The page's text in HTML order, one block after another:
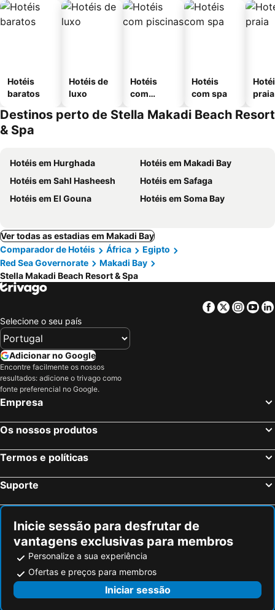
Hotéis
baratos
Hotéis de
luxo
Hotéis
com
Hotéis
com spa
praia
Destinos perto de Stella Makadi Beach Resort
& Spa
Hotéis em Hurghada
Hotéis em Makadi Bay
Hotéis em Sahl Hasheesh
Hotéis em Safaga
Hotéis em El Gouna
Hotéis em Soma Bay
Ver todas as estadias em Makadi Bay
Comparador de Hotéis
África
Egipto
Red Sea Governorate
Makadi Bay
Stella Makadi Beach Resort & Spa
Facebook
Twitter
Selecione o seu país
Adicionar no Google
Encontre facilmente os nossos
resultados: adicione o trivago como
fonte preferencial no Google.
Empresa
Os nossos produtos
Termos e políticas
Suporte
Inicie sessão para desfrutar de
vantagens exclusivas para membros
Personalize a sua experiência
Ofertas e preços para membros
Iniciar sessão